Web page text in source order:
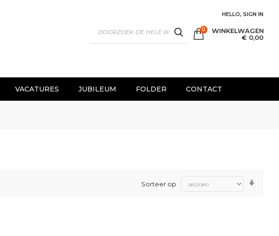
HELLO, SIGN IN
SEARCH WINKELWAGEN
€ 0,00
0
VACATURES JUBILEUM FOLDER CONTACT
Sorteer op